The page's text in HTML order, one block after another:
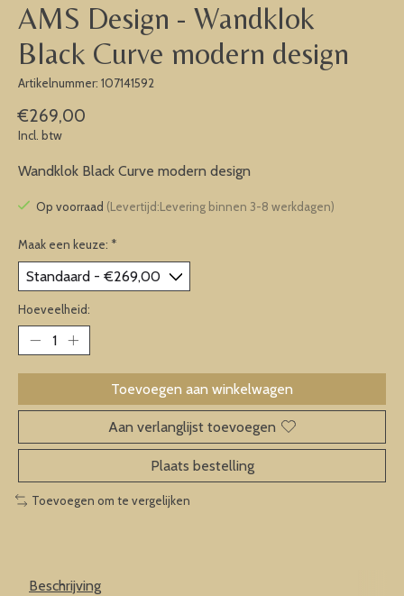
AMS Design - Wandklok
Black Curve modern design
Artikelnummer: 107141592
€269,00
Incl. btw
Wandklok Black Curve modern design
Op voorraad (Levertijd:Levering binnen 3-8 werkdagen)
Maak een keuze: *
Hoeveelheid:
Toevoegen aan winkelwagen
Aan verlanglijst toevoegen
Plaats bestelling
Toevoegen om te vergelijken
Beschrijving